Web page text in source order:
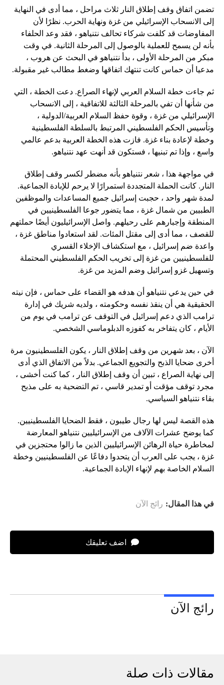
تضمن اتفاق وقف إطلاق النار ثلاث مراحل ، مما أدى في النهاية
إلى الانسحاب الإسرائيلي من غزة ونهاية الحرب. نظرًا لأن
المفاوضات قد كلفت شركاء تحالف نتنياهو ، فقد وعد الحلفاء
بأنه لن يسمح للعملية بالوصول إلى المرحلة الثانية. في وقت
مبكر من المرحلة الأولى ، بدأ نتنياهو في البحث عن هروب ،
مدعيا أن حماس كانت تنتهك اتفاقها وضغط مطالب غير مقبولة.
ثم جاءت خطة السلام العربي لإنهاء الصراع. دعت الخطة ، التي
من شأنها أن تفي بالمرحلة الثالثة للاتفاقية ، إلى الانسحاب
الإسرائيلي من غزة ، وقوة حفظ السلام العربية/الدولية ،
وتأسيس الحكم الفلسطيني المرتبط بالسلطة الفلسطينية
وخطة لإعادة بناء غزة. فازت هذه الخطة العربية بدعم عالمي
واسع ، وإذا تم تبنيها ، فستكون قد أنهت عهد نتنياهو.
في مواجهة هذا ، شعر نتنياهو بأنه مضطر لكسر وقف إطلاق
النار. كانت الحملة المتجددة استمرارًا لا يرحم للإبادة الجماعية.
لمدة شهر واحد ، حجبت إسرائيل جميع المساعدات والموظفين
الطبيين من شمال غزة ، مما يتضور جوعا الفلسطينيين في
المنطقة وإجبارهم على رحيلهم. واصل الإسرائيليون أيضًا حملتهم
للقصف ، مما أدى إلى مقتل المئات. لقد استعادوا مناطق غزة ،
واعدة ضم إسرائيل ، مع استكشاف الإخلاء القسري
للفلسطينيين من غزة إلى تخريب الحكم الفلسطيني المحتملة
وتسهيل غزو إسرائيل وضم المزيد من غزة.
في حين يدعي نتنياهو أن هدفه هو القضاء على حماس ، فإن نيته
الحقيقية هي أن ينقذ نفسه وحكومته ، ولديه شريك في إدارة
ترامب الذي دعم إسرائيل في التوقف عن ترامب في يوم من
الأيام ، كان يتفاخر به كفوزه الدبلوماسي الشخصي.
الآن ، بعد شهرين من وقف إطلاق النار ، يكون الفلسطينيون مرة
أخرى ضحايا الذبح والتجويع الجماعي. بدلاً من الاتفاق الذي أدى
إلى نهاية الصراع ، تبين أن وقف إطلاق النار ، كما كنت أخشى ،
مجرد توقف مؤقت أو تمدير قاسي ، تم التضحية به على مذبح
بقاء نتنياهو السياسي.
هذه القصة ليس لها رجال طيبون ، فقط الضحايا الفلسطينيين.
كما يوضح عشرات الآلاف من الإسرائيليين نتنياهو المعارضة
لمخاطرة حياة الرهائن الإسرائيليين الذين ما زالوا محتجزين في
غزة ، يجب على العرب أن يتحدوا دفاعًا عن الفلسطينيين وخطة
السلام الخاصة بهم لإنهاء الإبادة الجماعية.
في هذا المقال: رائج الآن
اضف تعليقك
رائج الآن
مقالات ذات صلة